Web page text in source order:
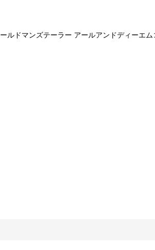
ドマンズテーラー アールアンドディーエム